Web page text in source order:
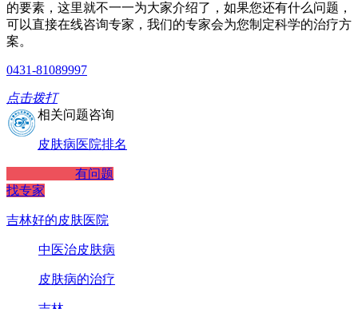
的要素，这里就不一一为大家介绍了，如果您还有什么问题，
可以直接在线咨询专家，我们的专家会为您制定科学的治疗方
案。
0431-81089997
点击拨打
相关问题咨询
皮肤病医院排名
有问题
找专家
吉林好的皮肤医院
中医治皮肤病
皮肤病的治疗